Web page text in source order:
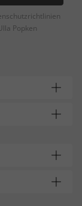
Popken